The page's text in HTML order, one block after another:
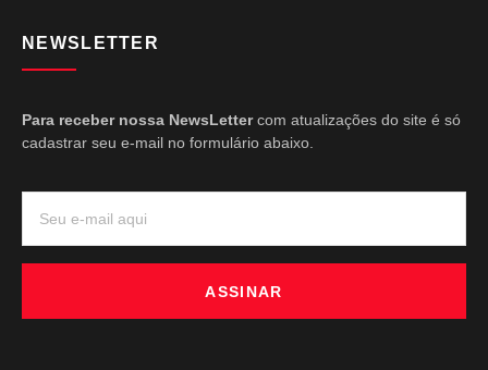
NEWSLETTER
Para receber nossa NewsLettercom atualizações do site é só
cadastrar seu e-mail no formulário abaixo.
ASSINAR